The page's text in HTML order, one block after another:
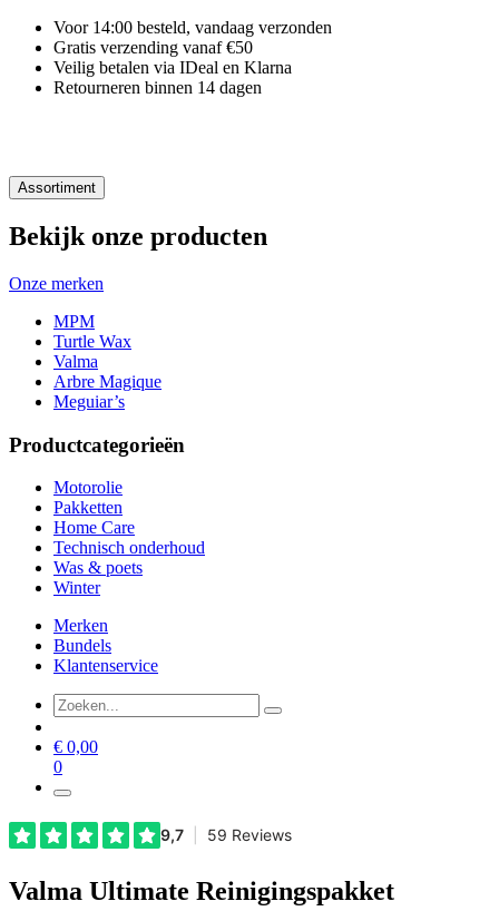
Voor 14:00 besteld, vandaag verzonden
Gratis verzending vanaf €50
Veilig betalen via IDeal en Klarna
Retourneren binnen 14 dagen
Assortiment
Bekijk onze producten
Onze merken
MPM
Turtle Wax
Valma
Arbre Magique
Meguiar’s
Productcategorieën
Motorolie
Pakketten
Home Care
Technisch onderhoud
Was & poets
Winter
Merken
Bundels
Klantenservice
€ 0,00
0
Valma Ultimate Reinigingspakket